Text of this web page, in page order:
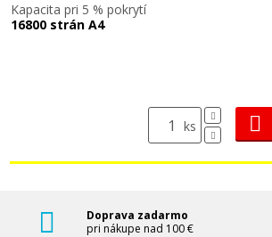
Kapacita pri 5 % pokrytí
16800 strán A4
ks
Doprava zadarmo
pri nákupe nad 100 €